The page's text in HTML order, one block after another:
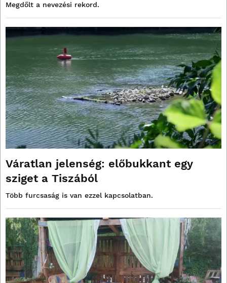
Megdőlt a nevezési rekord.
Váratlan jelenség: előbukkant egy
sziget a Tiszából
Több furcsaság is van ezzel kapcsolatban.